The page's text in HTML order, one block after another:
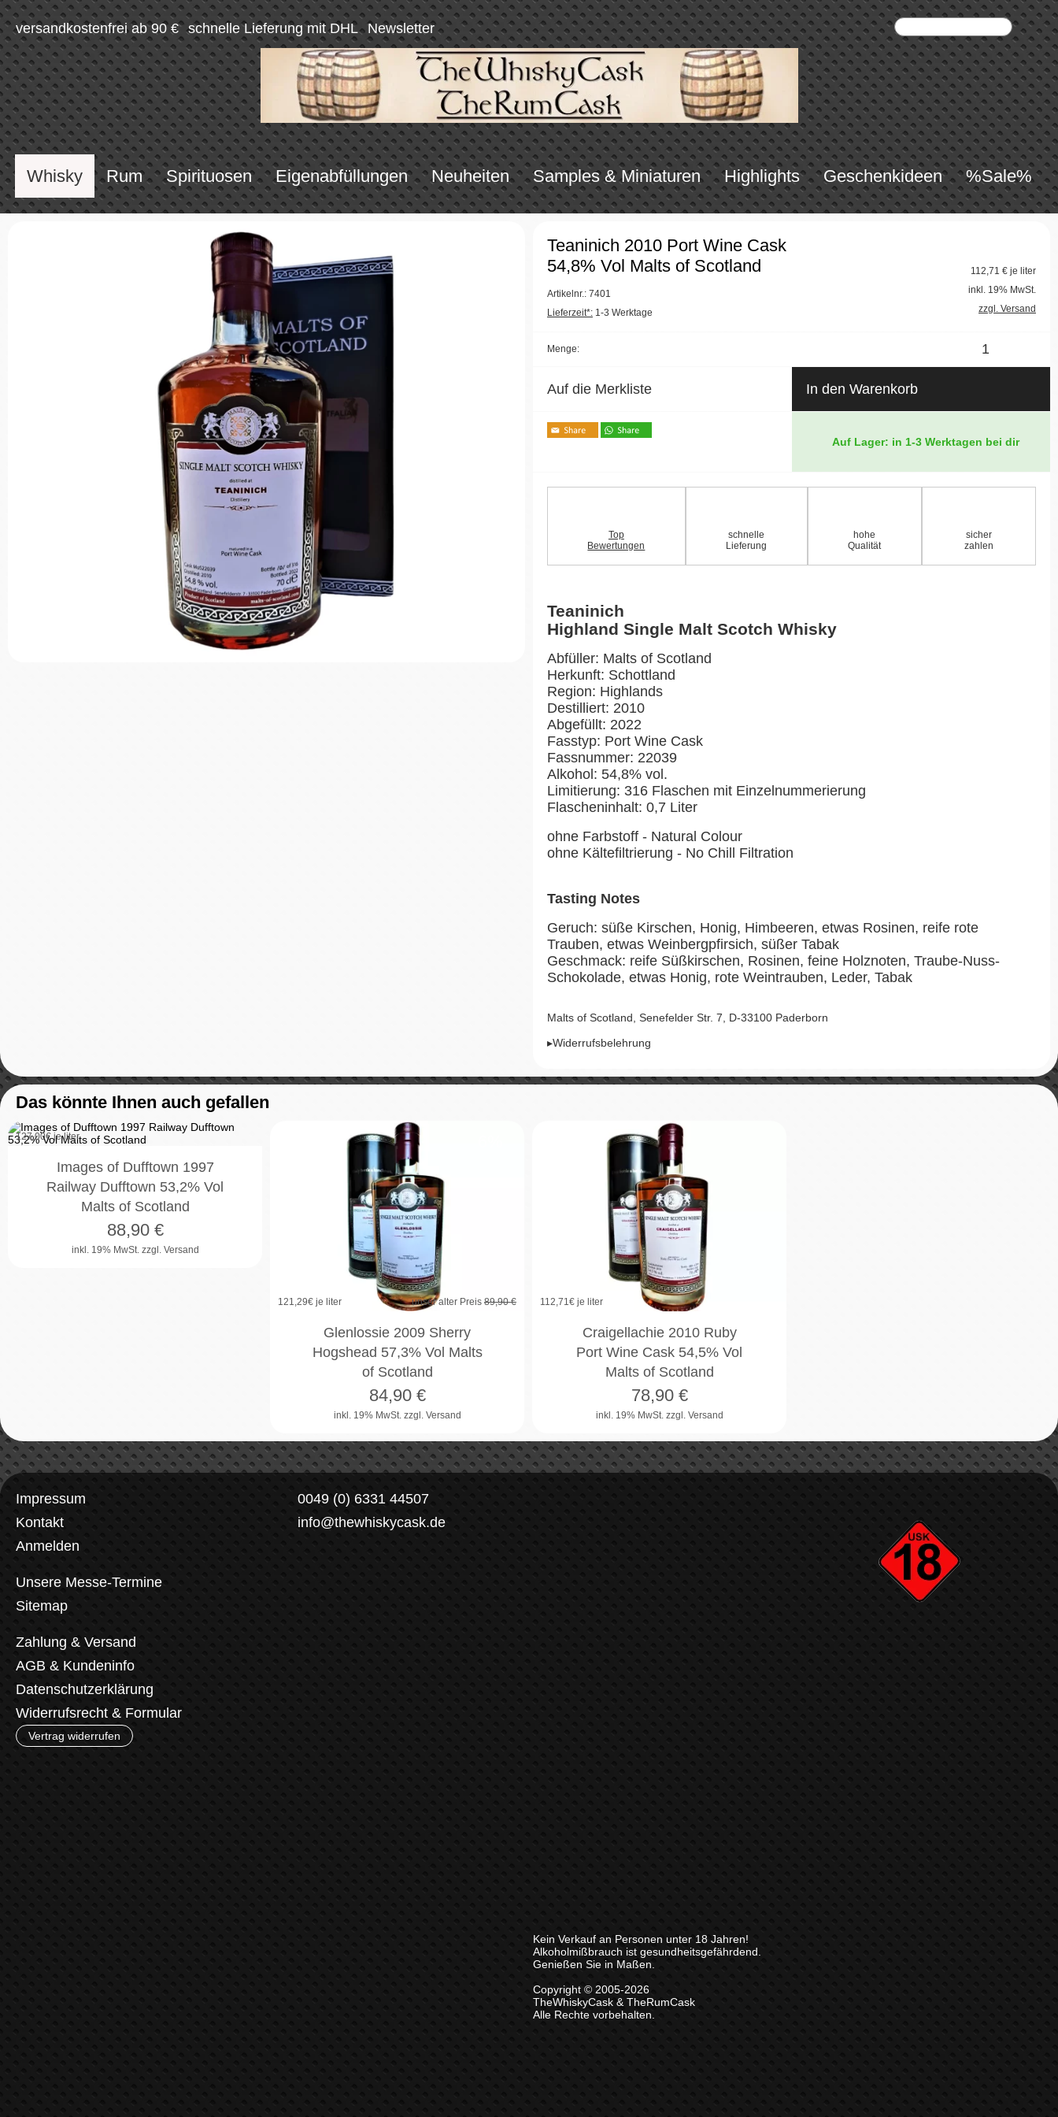
versandkostenfrei ab 90 € schnelle Lieferung mit DHL Newsletter
Whisky Rum Spirituosen Eigenabfüllungen Neuheiten Samples & Miniaturen Highlights Geschenkideen %Sale%
Teaninich 2010 Port Wine Cask
54,8% Vol Malts of Scotland
Artikelnr.: 7401
Lieferzeit*: 1-3 Werktage
112,71 € je liter
inkl. 19% MwSt.
zzgl. Versand
Menge:
Auf die Merkliste In den Warenkorb
Auf Lager: in 1-3 Werktagen bei dir
Top
Bewertungen
schnelle
Lieferung
hohe
Qualität
sicher
zahlen
Teaninich
Highland Single Malt Scotch Whisky
Abfüller: Malts of Scotland
Herkunft: Schottland
Region: Highlands
Destilliert: 2010
Abgefüllt: 2022
Fasstyp: Port Wine Cask
Fassnummer: 22039
Alkohol: 54,8% vol.
Limitierung: 316 Flaschen mit Einzelnummerierung
Flascheninhalt: 0,7 Liter
ohne Farbstoff - Natural Colour
ohne Kältefiltrierung - No Chill Filtration
Tasting Notes
Geruch: süße Kirschen, Honig, Himbeeren, etwas Rosinen, reife rote
Trauben, etwas Weinbergpfirsich, süßer Tabak
Geschmack: reife Süßkirschen, Rosinen, feine Holznoten, Traube-Nuss-
Schokolade, etwas Honig, rote Weintrauben, Leder, Tabak
Malts of Scotland, Senefelder Str. 7, D-33100 Paderborn
▸Widerrufsbelehrung
Das könnte Ihnen auch gefallen
127,00€ je liter
Images of Dufftown 1997
Railway Dufftown 53,2% Vol
Malts of Scotland
inkl. 19% MwSt. zzgl. Versand
88,90€
121,29€ je liter unser alter Preis 89,90 €
Glenlossie 2009 Sherry
Hogshead 57,3% Vol Malts
of Scotland
inkl. 19% MwSt. zzgl. Versand
84,90€
112,71€ je liter
Craigellachie 2010 Ruby
Port Wine Cask 54,5% Vol
Malts of Scotland
inkl. 19% MwSt. zzgl. Versand
78,90€
Impressum
Kontakt
Anmelden
Unsere Messe-Termine
Sitemap
Zahlung & Versand
AGB & Kundeninfo
Datenschutzerklärung
Widerrufsrecht & Formular
Vertrag widerrufen
0049 (0) 6331 44507
info@thewhiskycask.de
Kein Verkauf an Personen unter 18 Jahren!
Alkoholmißbrauch ist gesundheitsgefährdend.
Genießen Sie in Maßen.
Copyright © 2005-2026
TheWhiskyCask & TheRumCask
Alle Rechte vorbehalten.